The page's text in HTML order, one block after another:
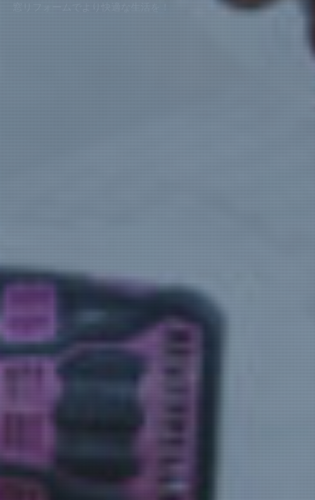
しつこい営業は一切いたしません！
窓リフォームでより快適な生活を！